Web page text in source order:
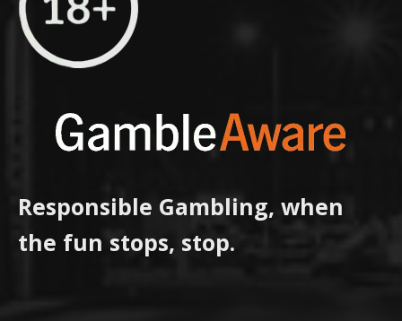
Responsible Gambling, when
the fun stops, stop.